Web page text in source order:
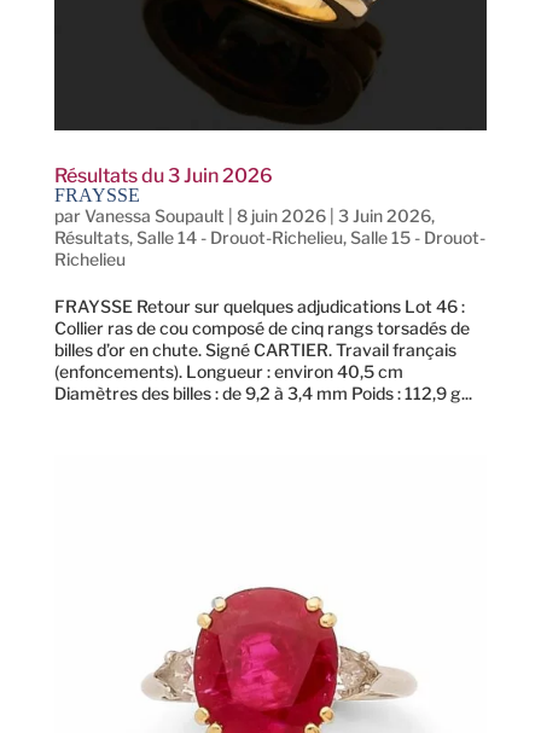
Résultats du 3 Juin 2026
FRAYSSE
parVanessa Soupault 8 juin 2026| 3 Juin 2026,
Résultats,Salle 14 - Drouot-Richelieu,Salle 15 - Drouot-
Richelieu
FRAYSSE Retour sur quelques adjudications Lot 46 :
Collier ras de cou composé de cinq rangs torsadés de
billes d’or en chute. Signé CARTIER. Travail français
(enfoncements). Longueur : environ 40,5 cm
Diamètres des billes : de 9,2 à 3,4 mm Poids : 112,9 g...